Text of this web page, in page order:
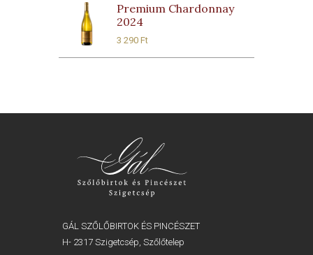
Premium Chardonnay
2024
3 290Ft
GÁL SZŐLŐBIRTOK ÉS PINCÉSZET
H- 2317 Szigetcsép, Szőlőtelep